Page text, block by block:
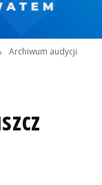
Archiwum audycji